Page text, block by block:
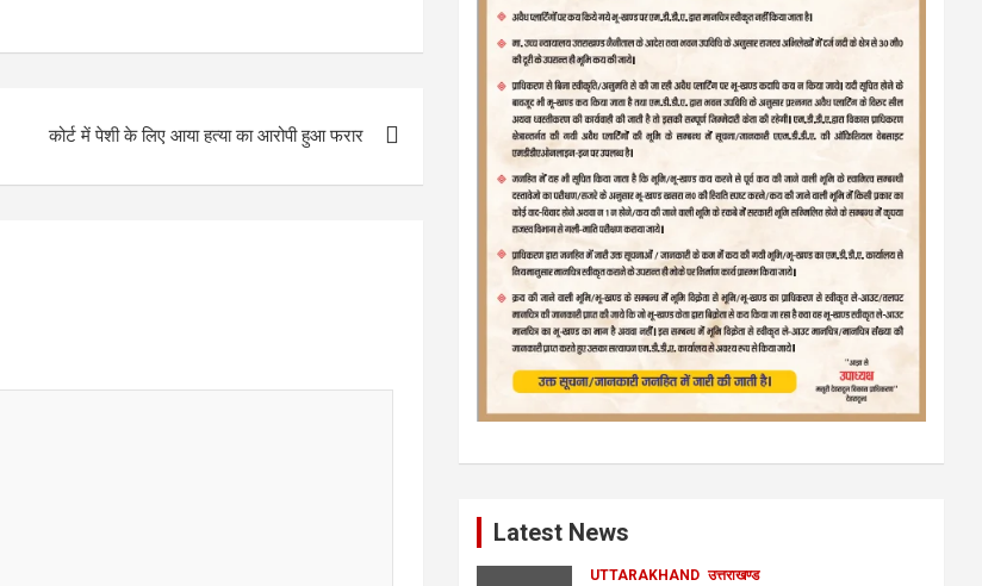
कोर्ट में पेशी के लिए आया हत्या का आरोपी हुआ फरार
Latest News
UTTARAKHAND उत्तराखण्ड